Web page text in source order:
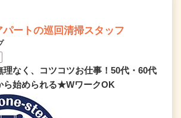
ートの巡回清掃スタッフ
理なく、コツコツお仕事！50代・60代
始められる★WワークOK